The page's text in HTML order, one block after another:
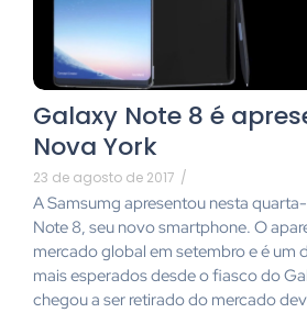
Galaxy Note 8 é
Nova York
23 de agosto de 2017 /
A Samsumg apresentou nesta
Note 8, seu novo smartphone. O
mercado global em setembro e é um
mais esperados desde o fiasco do
chegou a ser retirado do mercado